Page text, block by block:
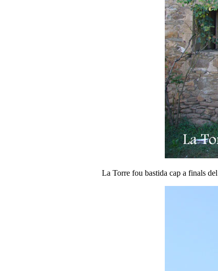
La Torre fou bastida cap a finals